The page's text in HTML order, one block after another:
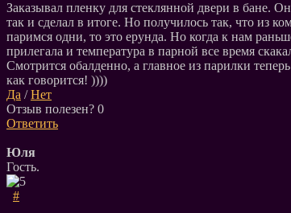
Заказывал пленку для стеклянной двери в бане.
так и сделал в итоге. Но получилось так, что из
паримся одни, то это ерунда. Но когда к нам
прилегала и температура в парной все время
Смотрится обалденно, а главное из парилки
как говорится! ))))
Да /Нет
Отзыв полезен? 0
Ответить
Юля
Гость.
#